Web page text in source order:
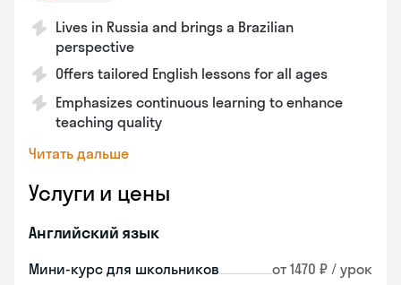
Lives in Russia and brings a Brazilian
perspective
Offers tailored English lessons for all ages
Emphasizes continuous learning to enhance
teaching quality
Читать дальше
Услуги и цены
Английский язык
Мини-курс для школьников от 1470 ₽ / урок